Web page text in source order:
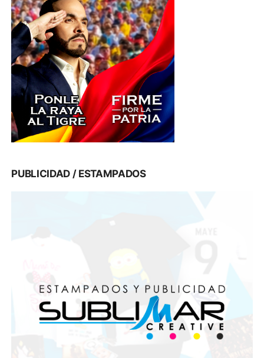
PUBLICIDAD / ESTAMPADOS